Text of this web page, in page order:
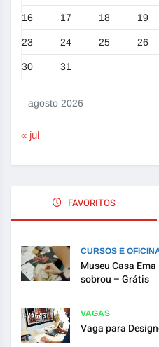
agosto 2026
16 17 18 19
23 24 25 26
30 31
« jul
FAVORITOS
CURSOS E
Museu Casa
sobrou – Grátis
VAGAS
Vaga para